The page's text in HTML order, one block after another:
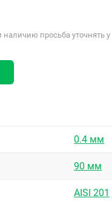
просьба уточнять
0.4 мм
90 мм
AISI 201